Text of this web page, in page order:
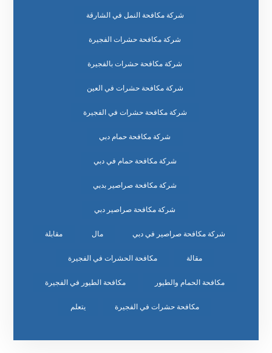
شركة مكافحة النمل في الشارقة
شركة مكافحة حشرات الفجيرة
شركة مكافحة حشرات بالفجيرة
شركة مكافحة حشرات في العين
شركة مكافحة حشرات في الفجيرة
شركة مكافحة حمام دبي
شركة مكافحة حمام في دبي
شركة مكافحة صراصير بدبي
شركة مكافحة صراصير دبي
شركة مكافحة صراصير في دبي مال مقابلة
مقالة مكافحة الحشرات في الفجيرة
مكافحة الحمام والطيور مكافحة الطيور في الفجيرة
مكافحة حشرات في الفجيرة يتعلم